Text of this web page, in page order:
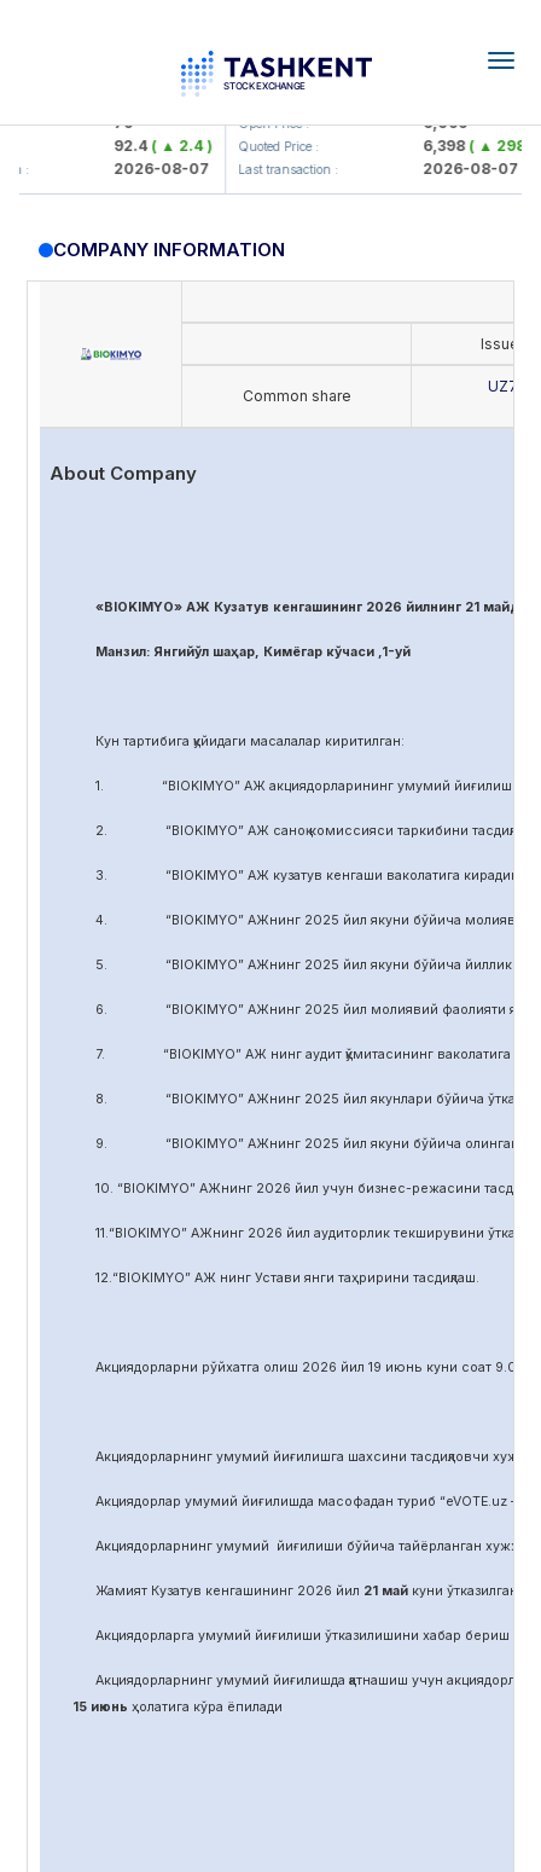
79
92.4( ▲ 2.4 )
2026-08-07
UZMK (<O'zmetkombinat> AJ)
Open Price : 6,099
Quoted Price : 6,398( ▲ 298.04 )
Last transaction : 2026-08-07
COMPANY INFORMATION
Issue's
Common share
About Company
«BIOKIMYO» АЖ Кузатув кенгашининг 2026 йилнинг 21
Манзил: Янгийўл шаҳар, Кимёгар кўчаси ,1-уй
Кун тартибига қуйидаги масалалар киритилган:
1. “BIOKIMYO” АЖ акциядорларининг умумий йиғилиши
2. “BIOKIMYO” АЖ саноқ комиссияси таркибини тасдиқлаш.
3. “BIOKIMYO” АЖ кузатув кенгаши ваколатига кирадиган
4. “BIOKIMYO” АЖнинг 2025 йил якуни бўйича молиявий-
5. “BIOKIMYO” АЖнинг 2025 йил якуни бўйича йиллик
6. “BIOKIMYO” АЖнинг 2025 йил молиявий фаолияти якуни
7. “BIOKIMYO” АЖ нинг аудит қўмитасининг ваколатига
8. “BIOKIMYO” АЖнинг 2025 йил якунлари бўйича
9. “BIOKIMYO” АЖнинг 2025 йил якуни бўйича олинган соф
10. “BIOKIMYO” АЖнинг 2026 йил учун бизнес-режасини
11.“BIOKIMYO” АЖнинг 2026 йил аудиторлик текширувини
12.“BIOKIMYO” АЖ нинг Устави янги таҳририни тасдиқлаш.
Акциядорларни рўйхатга олиш 2026 йил 19 июнь куни соат 9.00
Акциядорларнинг умумий йиғилишга шахсини тасдиқловчи
Акциядорлар умумий йиғилишда масофадан туриб “eVOTE.uz –
Акциядорларнинг умумий йиғилиши бўйича тайёрланган
Жамият Кузатув кенгашининг 2026 йил 21 майкуни ўтказилган
Акциядорларга умумий йиғилиши ўтказилишини хабар бериш
Акциядорларнинг умумий йиғилишда қатнашиш учун акциядорлар
15 июнь ҳолатига кўра ёпилади